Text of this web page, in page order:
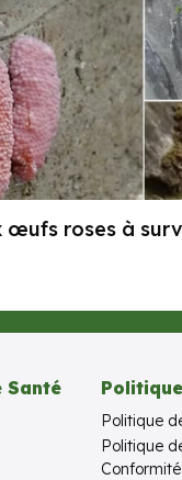
œufs roses à
Santé
Politique
Politique
Politique